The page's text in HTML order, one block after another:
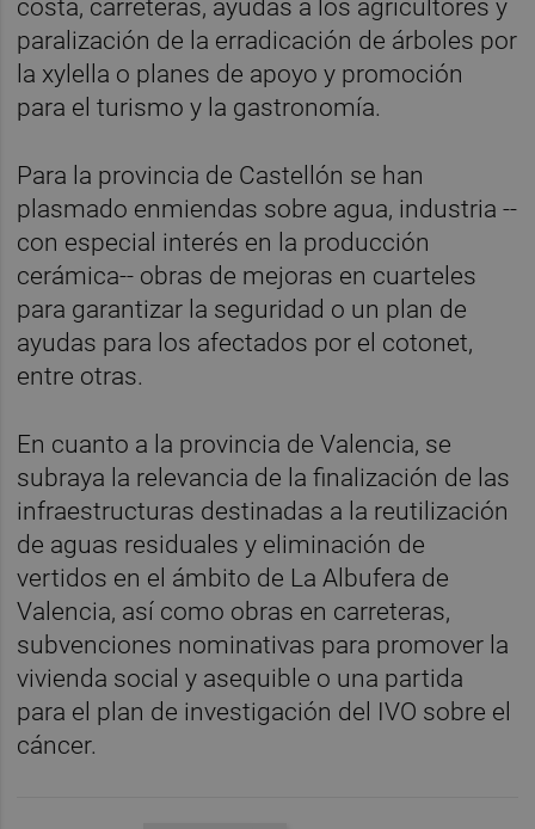
costa, carreteras, ayudas a los agricultores y
paralización de la erradicación de árboles por
la xylella o planes de apoyo y promoción
para el turismo y la gastronomía.
Para la provincia de Castellón se han
plasmado enmiendas sobre agua, industria --
con especial interés en la producción
cerámica-- obras de mejoras en cuarteles
para garantizar la seguridad o un plan de
ayudas para los afectados por el cotonet,
entre otras.
En cuanto a la provincia de Valencia, se
subraya la relevancia de la finalización de las
infraestructuras destinadas a la reutilización
de aguas residuales y eliminación de
vertidos en el ámbito de La Albufera de
Valencia, así como obras en carreteras,
subvenciones nominativas para promover la
vivienda social y asequible o una partida
para el plan de investigación del IVO sobre el
cáncer.